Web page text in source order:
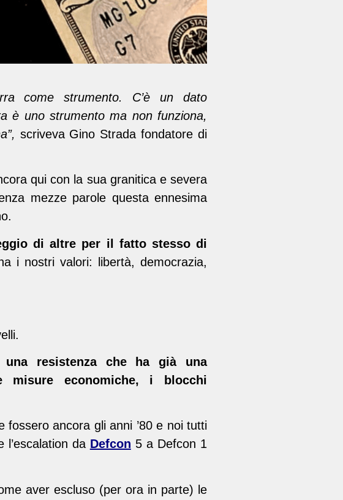
come strumento. C’è un dato
è uno strumento ma non funziona,
scriveva Gino Strada fondatore di
qui con la sua granitica e severa
mezze parole questa ennesima
di altre per il fatto stesso di
i nostri valori: libertà, democrazia,
una resistenza che ha già una
misure economiche, i blocchi
ancora gli anni ’80 e noi tutti
l’escalation da Defcon 5 a Defcon 1
aver escluso (per ora in parte) le